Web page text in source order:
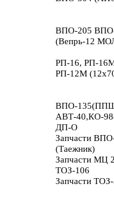
ВПО-205
(Вепрь-12
РП-16, РП-
РП-12М
ВПО-
АВТ-40,КО-
ДП-О
Запчасти
(Таежник)
Запчасти МЦ
ТОЗ-106
Запчасти